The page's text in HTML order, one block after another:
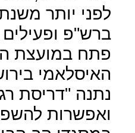
לפני יותר
ברש"פ
פתח במועצת
האיסלאמי
נתנה "דריסת
ואפשרות